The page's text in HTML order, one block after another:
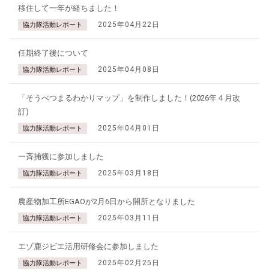
移住して一年が経ちました！
協力隊活動レポート 2025年04月22日
任期終了後について
協力隊活動レポート 2025年04月08日
「そうべつまるわかりマップ」を制作しました！(2026年４月改
訂)
協力隊活動レポート 2025年04月01日
一斉捕獲に参加しました
協力隊活動レポート 2025年03月18日
農産物加工所EGAOが2月6日から開所となりました
協力隊活動レポート 2025年03月11日
エゾ鹿ジビエ活用研修会に参加しました
協力隊活動レポート 2025年02月25日